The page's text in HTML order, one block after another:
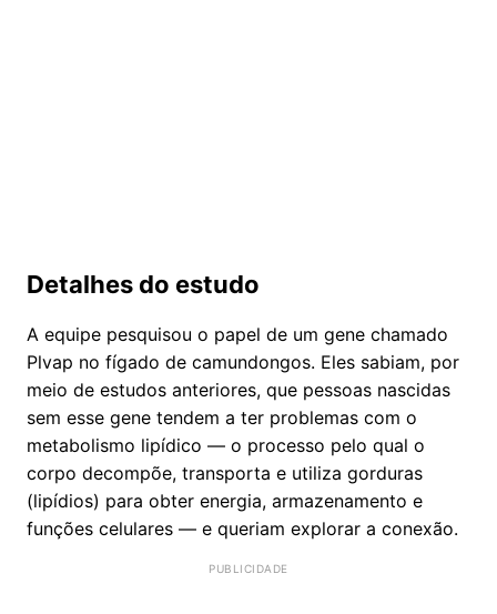
Detalhes do estudo
A equipe pesquisou o papel de um gene chamado
Plvap no fígado de camundongos. Eles sabiam, por
meio de estudos anteriores, que pessoas nascidas
sem esse gene tendem a ter problemas com o
metabolismo lipídico — o processo pelo qual o
corpo decompõe, transporta e utiliza gorduras
(lipídios) para obter energia, armazenamento e
funções celulares — e queriam explorar a conexão.